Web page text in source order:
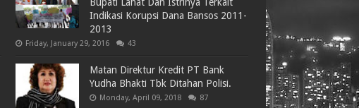
Indikasi Korupsi Dana Bansos 2011-
2013
Friday, January 29, 2016 43
Matan Direktur Kredit PT Bank
Yudha Bhakti Tbk Ditahan Polisi.
Monday, April 09, 2018 87